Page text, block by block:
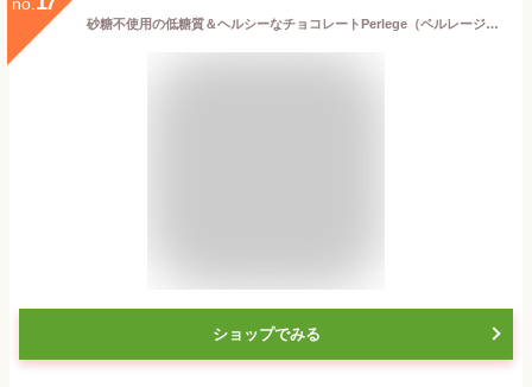
砂糖不使用の低糖質＆ヘルシーなチョコレートPerlege（ペルレージュ）ステビア チョコレート 選り取り 42g（全4種）[C]［基本常温/全温度帯可］【3〜4営業日以内に出荷】
ショップでみる